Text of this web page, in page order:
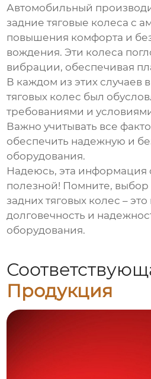
Автомобильный
задние тяговые колеса с
повышения комфорта и
вождения. Эти колеса
вибрации, обеспечивая
В каждом из этих случаев
тяговых колес был
требованиями и
Важно учитывать все
обеспечить надежную и
оборудования.
Надеюсь, эта информация
полезной! Помните, выбор
задних тяговых колес –
долговечность и
оборудования.
Продукция